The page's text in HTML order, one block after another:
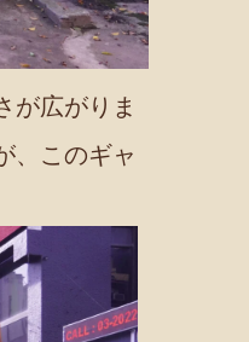
が広がりま
、このギャ